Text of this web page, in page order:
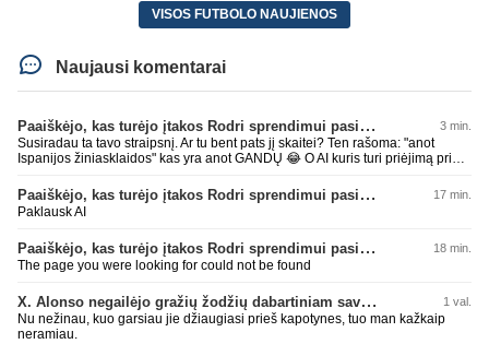
VISOS FUTBOLO NAUJIENOS
Naujausi komentarai
Paaiškėjo, kas turėjo įtakos Rodri sprendimui pasirinkti Barselonos pusę 3 min.
Susiradau ta tavo straipsnį. Ar tu bent pats jį skaitei? Ten rašoma: "anot
Ispanijos žiniasklaidos" kas yra anot GANDŲ 😂 O AI kuris turi priėjimą prie
gali ramiai miegoti ir džiaugtis traumuotu senuku 😉 nebeturiu laiko ginčytis
su kvailiu bandančiu įrodyti netiesą.
Paaiškėjo, kas turėjo įtakos Rodri sprendimui pasirinkti Barselonos pusę 17 min.
Paklausk AI
Paaiškėjo, kas turėjo įtakos Rodri sprendimui pasirinkti Barselonos pusę 18 min.
The page you were looking for could not be found
X. Alonso negailėjo gražių žodžių dabartiniam savo klubui „Chelsea“ 1 val.
Nu nežinau, kuo garsiau jie džiaugiasi prieš kapotynes, tuo man kažkaip
neramiau.